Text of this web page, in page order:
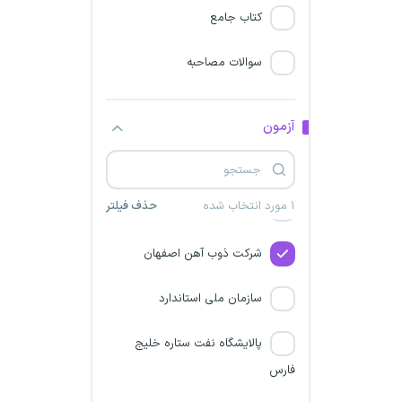
کتاب جامع
سوالات مصاحبه
آزمون
۱ مورد انتخاب شده حذف فیلتر
توسن سمنگان
شرکت همیار گهرحدید سیرجان
دانشگاه علوم پزشکی تربت جام
شرکت ذوب آهن اصفهان
سازمان ملی استاندارد
پالایشگاه نفت ستاره خلیج
فارس